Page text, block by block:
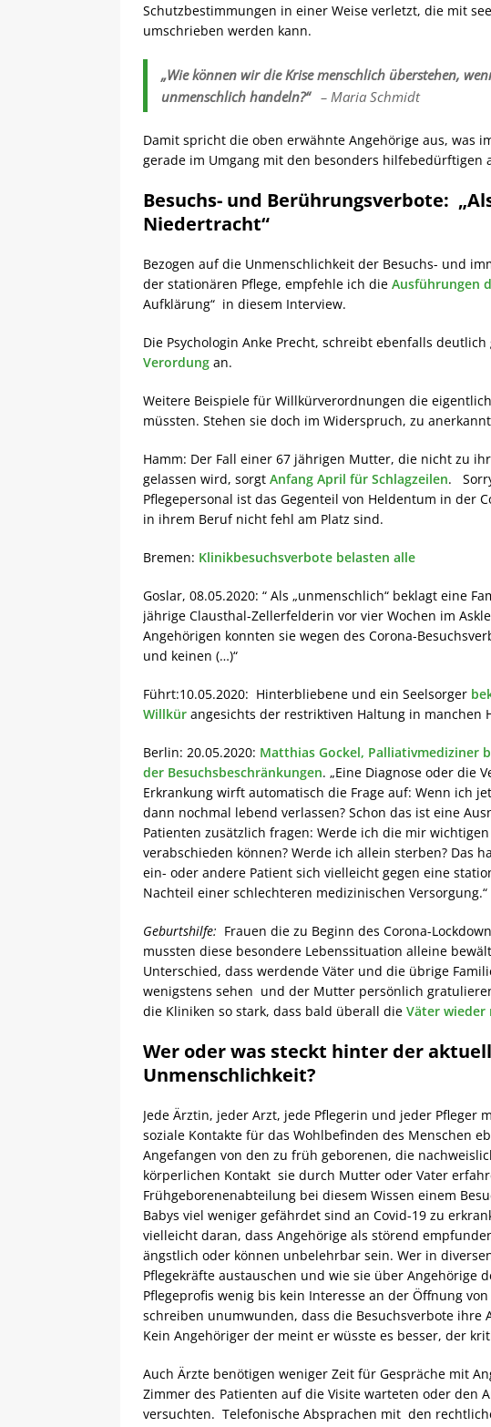
Schutzbestimmungen in einer Weise verletzt, die mit
umschrieben werden kann.
„Wie können wir die Krise menschlich überstehen,
unmenschlich handeln?“ – Maria Schmidt
Damit spricht die oben erwähnte Angehörige aus, was
gerade im Umgang mit den besonders hilfebedürftigen
Besuchs- und Berührungsverbote:
Niedertracht“
Bezogen auf die Unmenschlichkeit der Besuchs- und
der stationären Pflege, empfehle ich die Ausführungen
Aufklärung“ in diesem Interview.
Die Psychologin Anke Precht, schreibt ebenfalls deutlich
Verordung an.
Weitere Beispiele für Willkürverordnungen die
müssten. Stehen sie doch im Widerspruch, zu
Hamm: Der Fall einer 67 jährigen Mutter, die nicht zu
gelassen wird, sorgt Anfang April für Schlagzeilen.
Pflegepersonal ist das Gegenteil von Heldentum in der
in ihrem Beruf nicht fehl am Platz sind.
Bremen: Klinikbesuchsverbote belasten alle
Goslar, 08.05.2020: “ Als „unmenschlich“ beklagt eine
jährige Clausthal-Zellerfelderin vor vier Wochen im
Angehörigen konnten sie wegen des Corona-
und keinen (…)“
Führt:10.05.2020: Hinterbliebene und ein Seelsorger
Willkür angesichts der restriktiven Haltung in manchen
Berlin: 20.05.2020: Matthias Gockel, Palliativmediziner
der Besuchsbeschränkungen. „Eine Diagnose oder die
Erkrankung wirft automatisch die Frage auf: Wenn ich
dann nochmal lebend verlassen? Schon das ist eine
Patienten zusätzlich fragen: Werde ich die mir
verabschieden können? Werde ich allein sterben? Das
ein- oder andere Patient sich vielleicht gegen eine
Nachteil einer schlechteren medizinischen Versorgung.“
Geburtshilfe: Frauen die zu Beginn des Corona-
mussten diese besondere Lebenssituation alleine
Unterschied, dass werdende Väter und die übrige
wenigstens sehen und der Mutter persönlich
die Kliniken so stark, dass bald überall die Väter wieder
Wer oder was steckt hinter der
Unmenschlichkeit?
Jede Ärztin, jeder Arzt, jede Pflegerin und jeder Pfleger
soziale Kontakte für das Wohlbefinden des Menschen
Angefangen von den zu früh geborenen, die
körperlichen Kontakt sie durch Mutter oder Vater
Frühgeborenenabteilung bei diesem Wissen einem
Babys viel weniger gefährdet sind an Covid-19 zu
vielleicht daran, dass Angehörige als störend
ängstlich oder können unbelehrbar sein. Wer in
Pflegekräfte austauschen und wie sie über Angehörige
Pflegeprofis wenig bis kein Interesse an der Öffnung
schreiben unumwunden, dass die Besuchsverbote
Kein Angehöriger der meint er wüsste es besser, der
Auch Ärzte benötigen weniger Zeit für Gespräche mit
Zimmer des Patienten auf die Visite warteten oder den
versuchten. Telefonische Absprachen mit den